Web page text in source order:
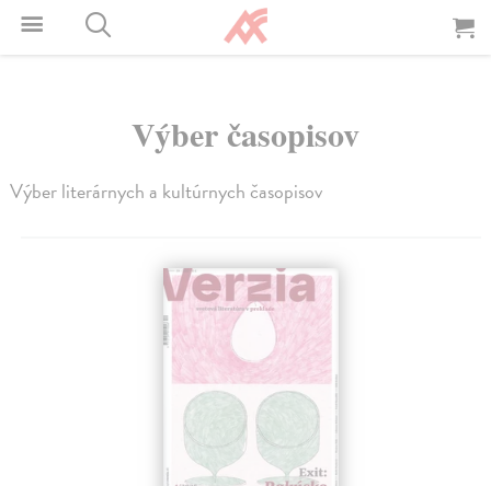
Výber časopisov
Výber literárnych a kultúrnych časopisov